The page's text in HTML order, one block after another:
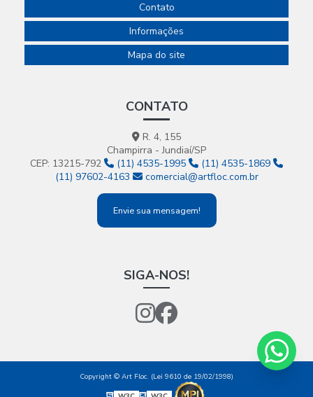
Contato
Informações
Mapa do site
CONTATO
R. 4, 155
Champirra - Jundiaí/SP
CEP: 13215-792
(11) 4535-1995
(11) 4535-1869
(11) 97602-4163
comercial@artfloc.com.br
Envie sua mensagem!
SIGA-NOS!
Copyright © Art Floc. (Lei 9610 de 19/02/1998)